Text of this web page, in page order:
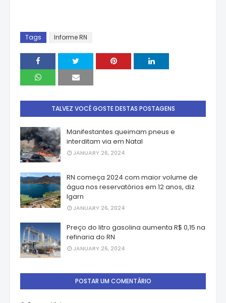
Tags Informe RN
TALVEZ VOCÊ GOSTE DESTAS POSTAGENS
Manifestantes queimam pneus e
interditam via em Natal
JANUARY 26, 2024
RN começa 2024 com maior volume de
água nos reservatórios em 12 anos, diz
Igarn
JANUARY 26, 2024
Preço do litro gasolina aumenta R$ 0,15 na
refinaria do RN
JANUARY 26, 2024
POSTAR UM COMENTÁRIO